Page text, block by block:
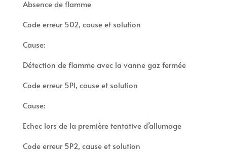
Absence de flamme
Code erreur 502, cause et solution
Cause:
Détection de flamme avec la vanne gaz fermée
Code erreur 5P1, cause et solution
Cause:
Echec lors de la première tentative d’allumage
Code erreur 5P2, cause et solution